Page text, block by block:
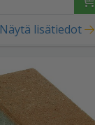
Näytä lisätiedot